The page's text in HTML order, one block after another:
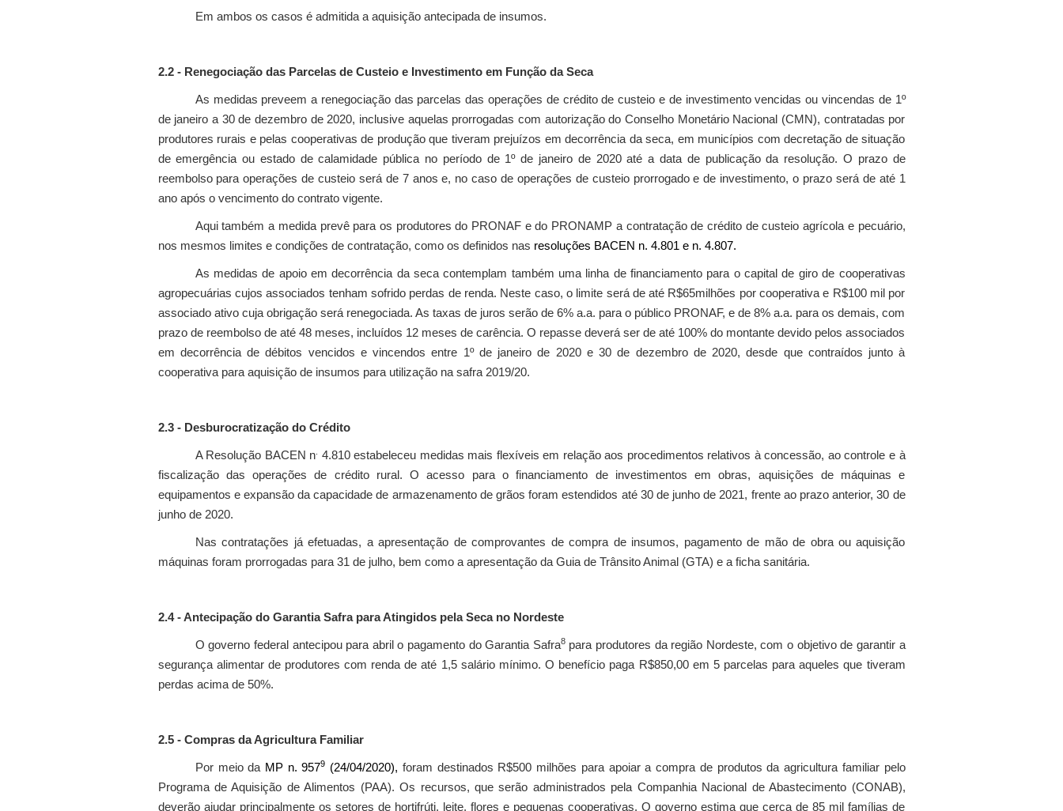
Em ambos os casos é admitida a aquisição antecipada de insumos.
2.2 - Renegociação das Parcelas de Custeio e Investimento em Função da Seca
As medidas preveem a renegociação das parcelas das operações de crédito de custeio e de investimento vencidas ou vincendas de 1º
de janeiro a 30 de dezembro de 2020, inclusive aquelas prorrogadas com autorização do Conselho Monetário Nacional (CMN), contratadas por
produtores rurais e pelas cooperativas de produção que tiveram prejuízos em decorrência da seca, em municípios com decretação de situação
de emergência ou estado de calamidade pública no período de 1º de janeiro de 2020 até a data de publicação da resolução. O prazo de
reembolso para operações de custeio será de 7 anos e, no caso de operações de custeio prorrogado e de investimento, o prazo será de até 1
ano após o vencimento do contrato vigente.
Aqui também a medida prevê para os produtores do PRONAF e do PRONAMP a contratação de crédito de custeio agrícola e pecuário,
nos mesmos limites e condições de contratação, como os definidos nas resoluções BACEN n. 4.801 e n. 4.807.
As medidas de apoio em decorrência da seca contemplam também uma linha de financiamento para o capital de giro de cooperativas
agropecuárias cujos associados tenham sofrido perdas de renda. Neste caso, o limite será de até R$65milhões por cooperativa e R$100 mil por
associado ativo cuja obrigação será renegociada. As taxas de juros serão de 6% a.a. para o público PRONAF, e de 8% a.a. para os demais, com
prazo de reembolso de até 48 meses, incluídos 12 meses de carência. O repasse deverá ser de até 100% do montante devido pelos associados
em decorrência de débitos vencidos e vincendos entre 1º de janeiro de 2020 e 30 de dezembro de 2020, desde que contraídos junto à
cooperativa para aquisição de insumos para utilização na safra 2019/20.
2.3 - Desburocratização do Crédito
A Resolução BACEN n 4.810 estabeleceu medidas mais flexíveis em relação aos procedimentos relativos à concessão, ao controle e à
fiscalização das operações de crédito rural. O acesso para o financiamento de investimentos em obras, aquisições de máquinas e
equipamentos e expansão da capacidade de armazenamento de grãos foram estendidos até 30 de junho de 2021, frente ao prazo anterior, 30 de
junho de 2020.
Nas contratações já efetuadas, a apresentação de comprovantes de compra de insumos, pagamento de mão de obra ou aquisição
máquinas foram prorrogadas para 31 de julho, bem como a apresentação da Guia de Trânsito Animal (GTA) e a ficha sanitária.
2.4 - Antecipação do Garantia Safra para Atingidos pela Seca no Nordeste
O governo federal antecipou para abril o pagamento do Garantia Safra8para produtores da região Nordeste, com o objetivo de garantir a
segurança alimentar de produtores com renda de até 1,5 salário mínimo. O benefício paga R$850,00 em 5 parcelas para aqueles que tiveram
perdas acima de 50%.
2.5 - Compras da Agricultura Familiar
Por meio da MP n. 9579 (24/04/2020), foram destinados R$500 milhões para apoiar a compra de produtos da agricultura familiar pelo
Programa de Aquisição de Alimentos (PAA). Os recursos, que serão administrados pela Companhia Nacional de Abastecimento (CONAB),
deverão ajudar principalmente os setores de hortifrúti, leite, flores e pequenas cooperativas. O governo estima que cerca de 85 mil famílias de